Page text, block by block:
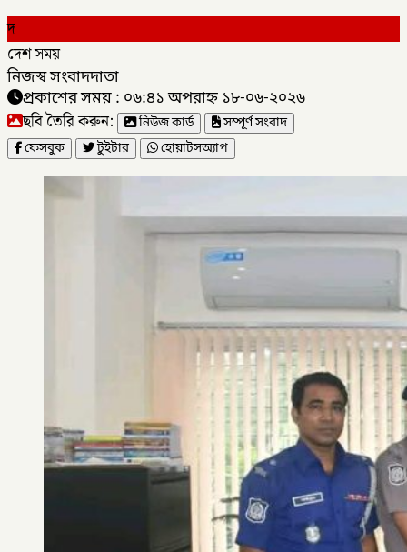
দ
দেশ সময়
নিজস্ব সংবাদদাতা
প্রকাশের সময় : ০৬:৪১ অপরাহ্ন ১৮-০৬-২০২৬
ছবি তৈরি করুন: নিউজ কার্ড
সম্পূর্ণ সংবাদ
ফেসবুক
টুইটার হোয়াটসঅ্যাপ